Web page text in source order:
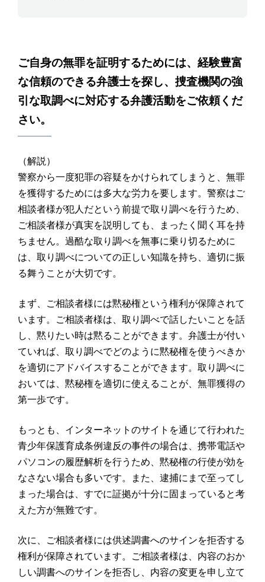
ご自身の無罪を証明するためには、経験豊富
な信頼のできる弁護士を探し、捜査機関の強
引な取調べに対応する弁護活動をご依頼くだ
さい。
（解説）
警察から一度犯罪の容疑をかけられてしまうと、無罪
を獲得するためには多大な労力を要します。警察はご
相談者様が犯人だという前提で取り調べを行うため、
ご相談者様が真実を説明しても、まったく聞く耳を持
ちません。過酷な取り調べを無事に乗り切るために
は、取り調べについての正しい知識を持ち、適切に振
る舞うことが大切です。
まず、ご相談者様には黙秘権という権利が保障されて
います。ご相談者様は、取り調べで話したいことを話
し、黙りたい時は黙ることができます。弁護士が付い
ていれば、取り調べでどのように黙秘権を使うべきか
を適切にアドバイスすることができます。取り調べに
おいては、黙秘権を適切に使えることが、無罪獲得の
第一歩です。
もっとも、インターネットのサイトを通じて行われた
青少年保護育成条例違反の事件の場合は、携帯電話や
パソコンの履歴解析を行うため、黙秘権の行使が効を
なさない場合も多いです。また、逮捕にまで至ってし
まった場合は、すでに証拠が十分に固まっていると考
えた方が無難です。
次に、ご相談者様には供述調書へのサインを拒否する
権利が保障されています。ご相談者様は、内容のおか
しい調書へのサインを拒否し、内容の変更を申し立て